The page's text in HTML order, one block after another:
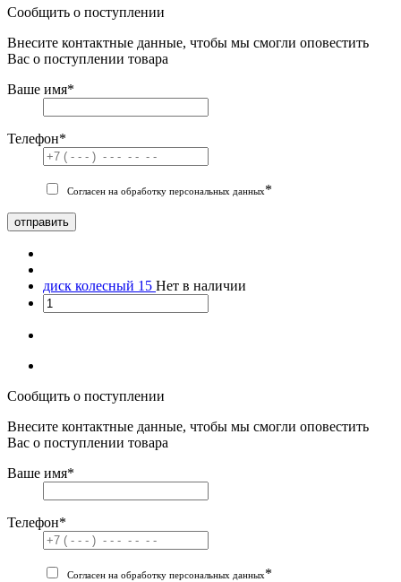
Сообщить о поступлении
Внесите контактные данные, чтобы мы смогли оповестить
Вас о поступлении товара
Ваше имя*
Телефон*
Согласен на обработку персональных данных*
отправить
диск колесный 15 Нет в наличии
Сообщить о поступлении
Внесите контактные данные, чтобы мы смогли оповестить
Вас о поступлении товара
Ваше имя*
Телефон*
Согласен на обработку персональных данных*